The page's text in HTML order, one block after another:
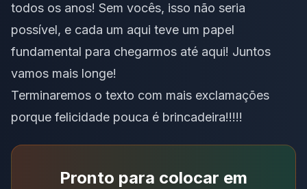
todos os anos! Sem vocês, isso não seria
possível, e cada um aqui teve um papel
fundamental para chegarmos até aqui! Juntos
vamos mais longe!
Terminaremos o texto com mais exclamações
porque felicidade pouca é brincadeira!!!!!
Pronto para colocar em